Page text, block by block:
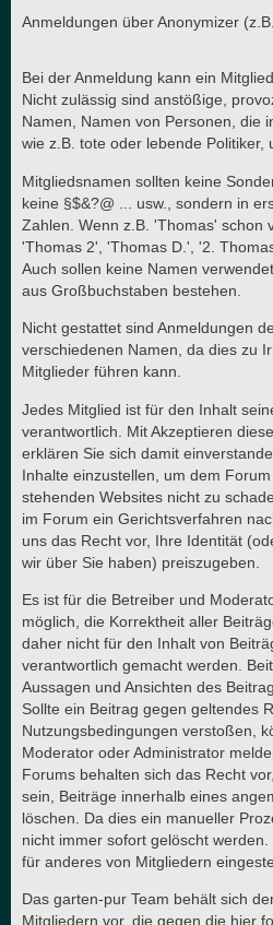
Anmeldungen über Anonymizer
Bei der Anmeldung kann ein
Nicht zulässig sind anstößige,
Namen, Namen von Personen, die
wie z.B. tote oder lebende Politiker,
Mitgliedsnamen sollten keine
keine §$&?@ ... usw., sondern in
Zahlen. Wenn z.B. 'Thomas' schon
'Thomas 2', 'Thomas D.', '2.
Auch sollen keine Namen
aus Großbuchstaben bestehen.
Nicht gestattet sind Anmeldungen
verschiedenen Namen, da dies zu
Mitglieder führen kann.
Jedes Mitglied ist für den Inhalt
verantwortlich. Mit Akzeptieren
erklären Sie sich damit
Inhalte einzustellen, um dem
stehenden Websites nicht zu
im Forum ein Gerichtsverfahren
uns das Recht vor, Ihre Identität
wir über Sie haben) preiszugeben.
Es ist für die Betreiber und
möglich, die Korrektheit aller
daher nicht für den Inhalt von
verantwortlich gemacht werden.
Aussagen und Ansichten des
Sollte ein Beitrag gegen geltendes
Nutzungsbedingungen verstoßen,
Moderator oder Administrator
Forums behalten sich das Recht
sein, Beiträge innerhalb eines
löschen. Da dies ein manueller
nicht immer sofort gelöscht
für anderes von Mitgliedern
Das garten-pur Team behält sich
Mitgliedern vor, die gegen die hier